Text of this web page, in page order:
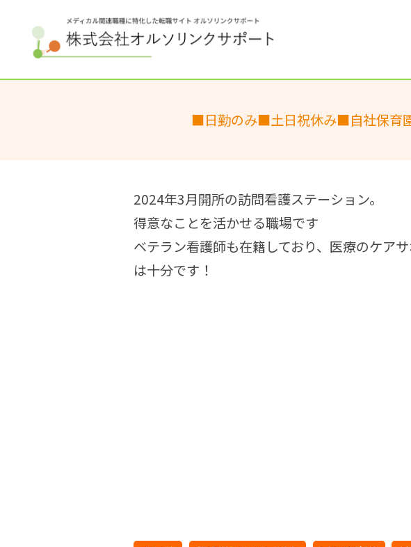
■日勤のみ■土日祝休み■自社保育
2024年3月開所の訪問看護ステーション。
得意なことを活かせる職場です
ベテラン看護師も在籍しており、医療のケア
は十分です！